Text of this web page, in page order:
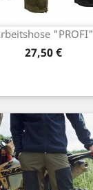
"PROFI"
Preis
27,50 €